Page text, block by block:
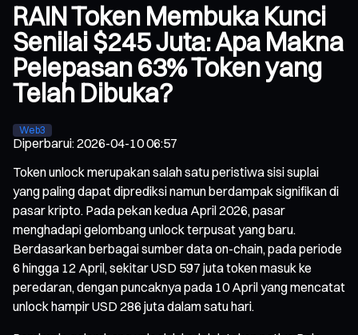
RAIN Token Membuka Kunci
Senilai $245 Juta: Apa Makna
Pelepasan 63% Token yang
Telah Dibuka?
Web3
Diperbarui:2026-04-10 06:57
Token unlock merupakan salah satu peristiwa sisi suplai
yang paling dapat diprediksi namun berdampak signifikan di
pasar kripto. Pada pekan kedua April 2026, pasar
menghadapi gelombang unlock terpusat yang baru.
Berdasarkan berbagai sumber data on-chain, pada periode
6 hingga 12 April, sekitar USD 597 juta token masuk ke
peredaran, dengan puncaknya pada 10 April yang mencatat
unlock hampir USD 286 juta dalam satu hari.